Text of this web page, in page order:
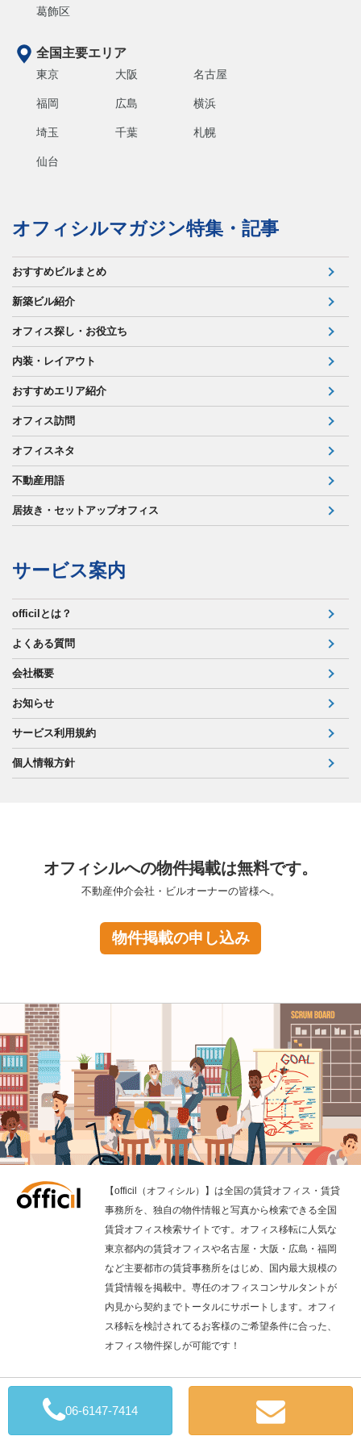
06-6147-7414
葛飾区
全国主要エリア
東京 大阪 名古屋
福岡 広島 横浜
埼玉 千葉 札幌
仙台
オフィシルマガジン特集・記事
おすすめビルまとめ
新築ビル紹介
オフィス探し・お役立ち
内装・レイアウト
おすすめエリア紹介
オフィス訪問
オフィスネタ
不動産用語
居抜き・セットアップオフィス
サービス案内
officilとは？
よくある質問
会社概要
お知らせ
サービス利用規約
個人情報方針
オフィシルへの物件掲載は無料です。
不動産仲介会社・ビルオーナーの皆様へ。
物件掲載の申し込み
【officil（オフィシル）】は全国の賃貸オフィス・賃貸
事務所を、独自の物件情報と写真から検索できる全国
賃貸オフィス検索サイトです。オフィス移転に人気な
東京都内の賃貸オフィスや名古屋・大阪・広島・福岡
など主要都市の賃貸事務所をはじめ、国内最大規模の
賃貸情報を掲載中。専任のオフィスコンサルタントが
内見から契約までトータルにサポートします。オフィ
ス移転を検討されてるお客様のご希望条件に合った、
オフィス物件探しが可能です！
全国の賃貸オフィス検索の「officil」
Copyright © 2019 QuickConsulting CO., LTD.